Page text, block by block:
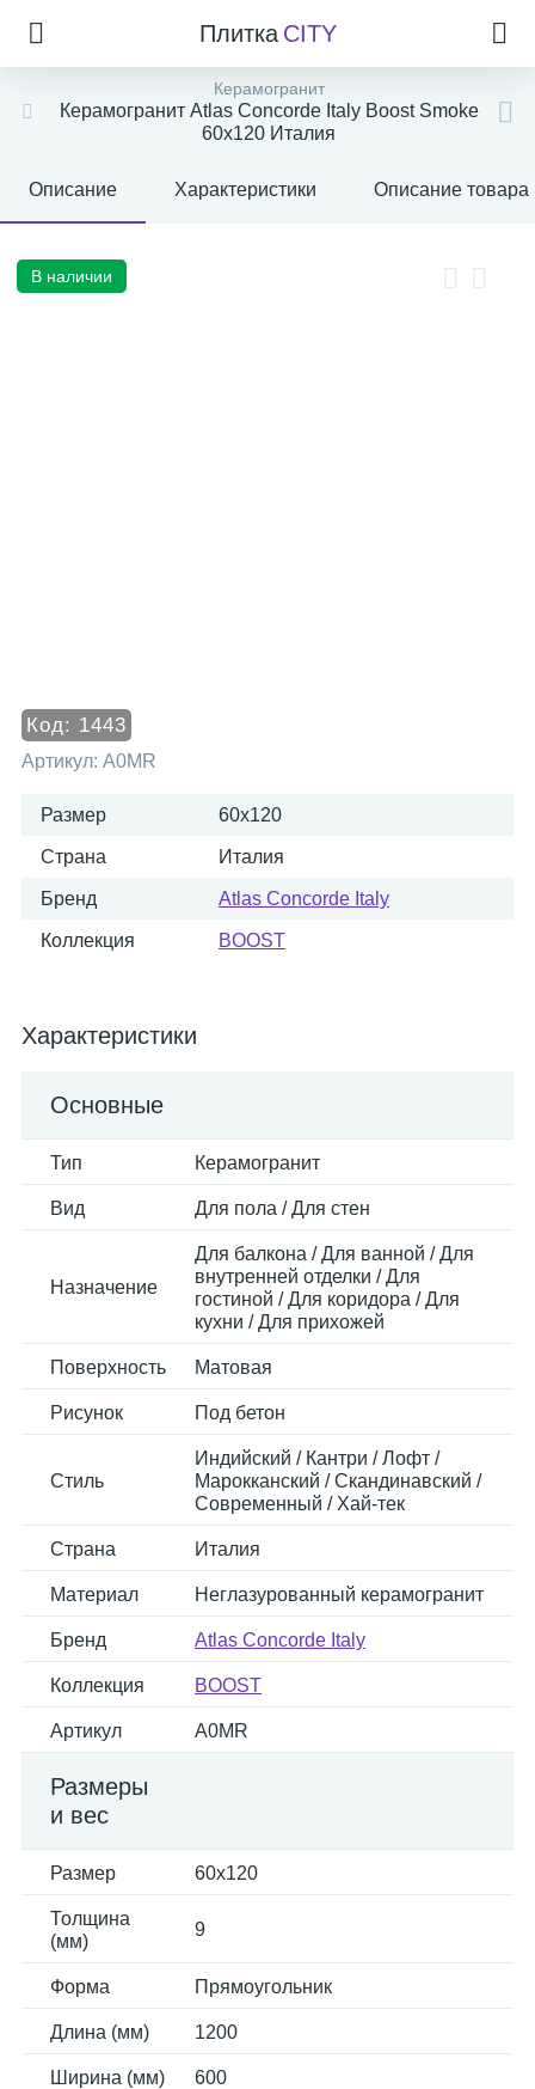
Плитка CITY
Керамогранит
Керамогранит Atlas Concorde Italy Boost Smoke
60x120 Италия
Описание Характеристики Описание товара
В наличии
Код: 1443
Артикул: A0MR
Размер 60x120
Страна Италия
Бренд Atlas Concorde Italy
Коллекция BOOST
Характеристики
Основные
Тип Керамогранит
Вид Для пола / Для стен
Назначение
Для балкона / Для ванной / Для
внутренней отделки / Для
гостиной / Для коридора / Для
кухни / Для прихожей
Поверхность Матовая
Рисунок Под бетон
Стиль
Индийский / Кантри / Лофт /
Марокканский / Скандинавский /
Современный / Хай-тек
Страна Италия
Материал Неглазурованный керамогранит
Бренд Atlas Concorde Italy
Коллекция BOOST
Артикул A0MR
Размеры
и вес
Размер 60x120
Толщина
(мм)
9
Форма Прямоугольник
Длина (мм) 1200
Ширина (мм) 600